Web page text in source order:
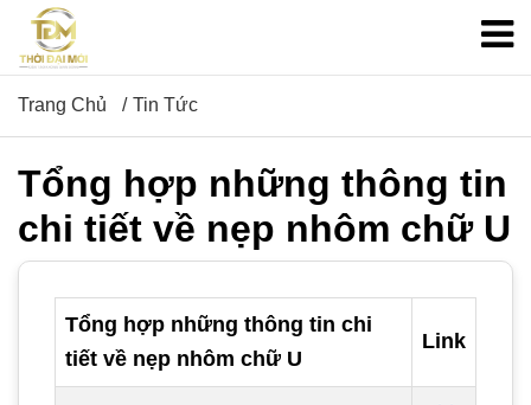
Trang Chủ Tin Tức
Tổng hợp những thông tin
chi tiết về nẹp nhôm chữ U
Tổng hợp những thông tin chi
tiết về nẹp nhôm chữ U
Link